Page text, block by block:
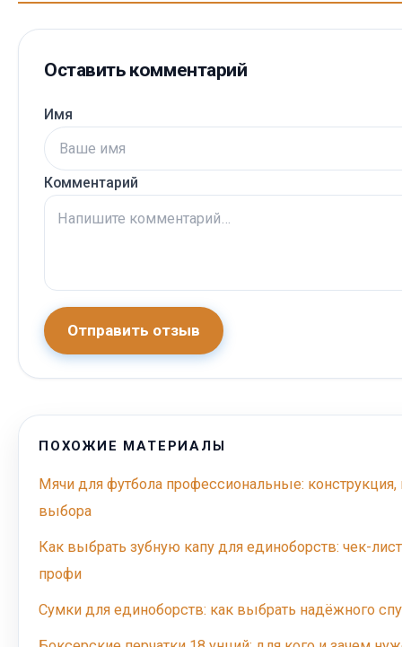
Оставить комментарий
Имя
Комментарий
Отправить отзыв
ПОХОЖИЕ МАТЕРИАЛЫ
Мячи для футбола профессиональные: конструкция,
выбора
Как выбрать зубную капу для единоборств: чек-
профи
Сумки для единоборств: как выбрать надёжного